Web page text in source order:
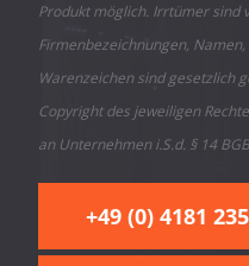
Produkt möglich. Irrtümer sind
Firmenbezeichnungen,
Warenzeichen sind gesetzlich
Copyright des jeweiligen
an Unternehmen i.S.d. § 14
+49 (0) 4181